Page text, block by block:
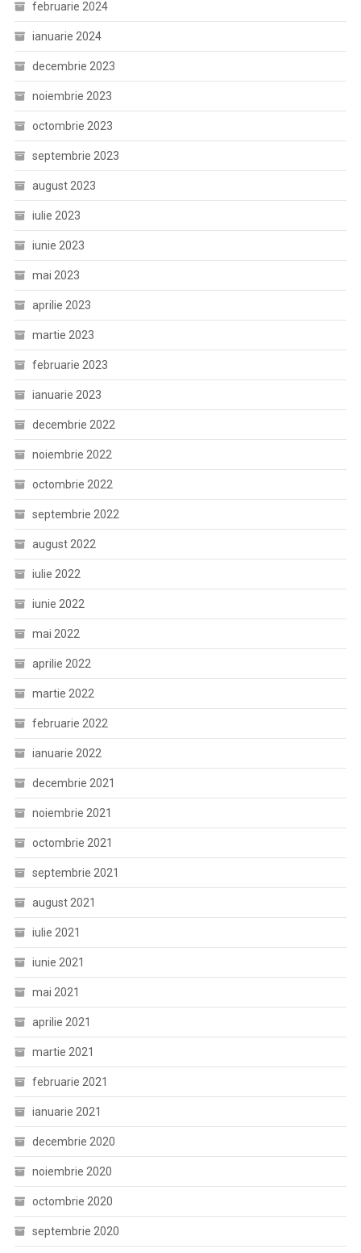
februarie 2024
ianuarie 2024
decembrie 2023
noiembrie 2023
octombrie 2023
septembrie 2023
august 2023
iulie 2023
iunie 2023
mai 2023
aprilie 2023
martie 2023
februarie 2023
ianuarie 2023
decembrie 2022
noiembrie 2022
octombrie 2022
septembrie 2022
august 2022
iulie 2022
iunie 2022
mai 2022
aprilie 2022
martie 2022
februarie 2022
ianuarie 2022
decembrie 2021
noiembrie 2021
octombrie 2021
septembrie 2021
august 2021
iulie 2021
iunie 2021
mai 2021
aprilie 2021
martie 2021
februarie 2021
ianuarie 2021
decembrie 2020
noiembrie 2020
octombrie 2020
septembrie 2020